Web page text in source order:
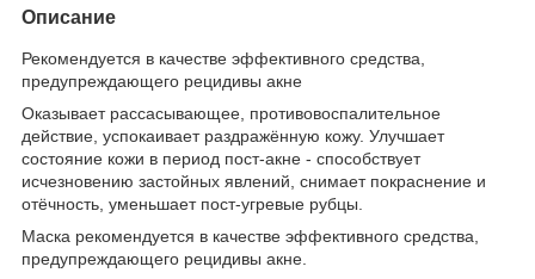
Описание
Рекомендуется в качестве эффективного средства,
предупреждающего рецидивы акне
Оказывает рассасывающее, противовоспалительное
действие, успокаивает раздражённую кожу. Улучшает
состояние кожи в период пост-акне - способствует
исчезновению застойных явлений, снимает покраснение и
отёчность, уменьшает пост-угревые рубцы.
Маска рекомендуется в качестве эффективного средства,
предупреждающего рецидивы акне.